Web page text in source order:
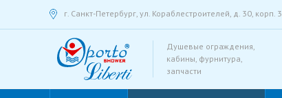
г. Санкт-Петербург, ул. Кораблестроителей, д. 30, корп. 3
Душевые ограждения,
кабины, фурнитура,
запчасти